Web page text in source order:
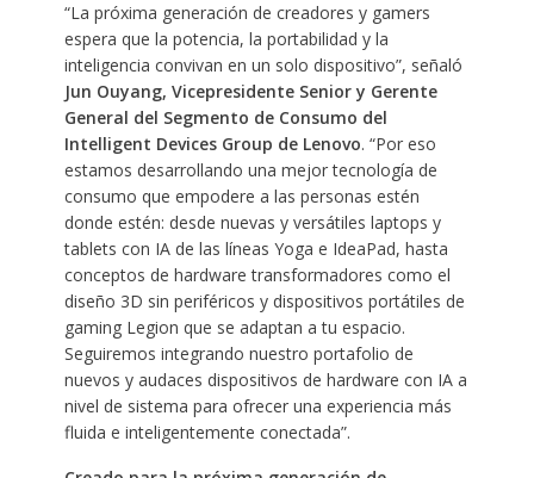
“La próxima generación de creadores y gamers
espera que la potencia, la portabilidad y la
inteligencia convivan en un solo dispositivo”, señaló
Jun Ouyang, Vicepresidente Senior y Gerente
General del Segmento de Consumo del
Intelligent Devices Group de Lenovo. “Por eso
estamos desarrollando una mejor tecnología de
consumo que empodere a las personas estén
donde estén: desde nuevas y versátiles laptops y
tablets con IA de las líneas Yoga e IdeaPad, hasta
conceptos de hardware transformadores como el
diseño 3D sin periféricos y dispositivos portátiles de
gaming Legion que se adaptan a tu espacio.
Seguiremos integrando nuestro portafolio de
nuevos y audaces dispositivos de hardware con IA a
nivel de sistema para ofrecer una experiencia más
fluida e inteligentemente conectada”.